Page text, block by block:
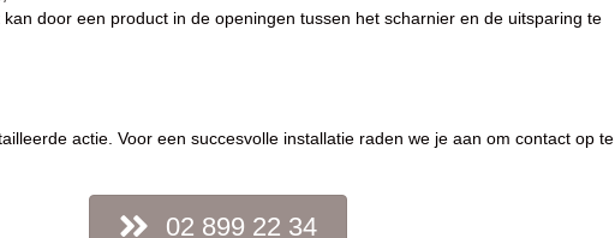
door een product in de openingen tussen het scharnier en de uitsparing te
actie. Voor een succesvolle installatie raden we je aan om contact op te
02 899 22 34